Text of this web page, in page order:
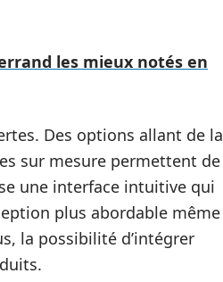
les mieux notés en
Des options allant de la
sur mesure permettent de
une interface intuitive qui
plus abordable même
la possibilité d’intégrer